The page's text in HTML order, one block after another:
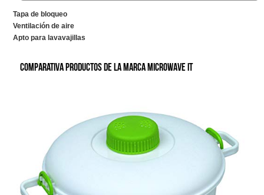
Tapa de bloqueo
Ventilación de aire
Apto para lavavajillas
Comparativa productos de la marca Microwave it